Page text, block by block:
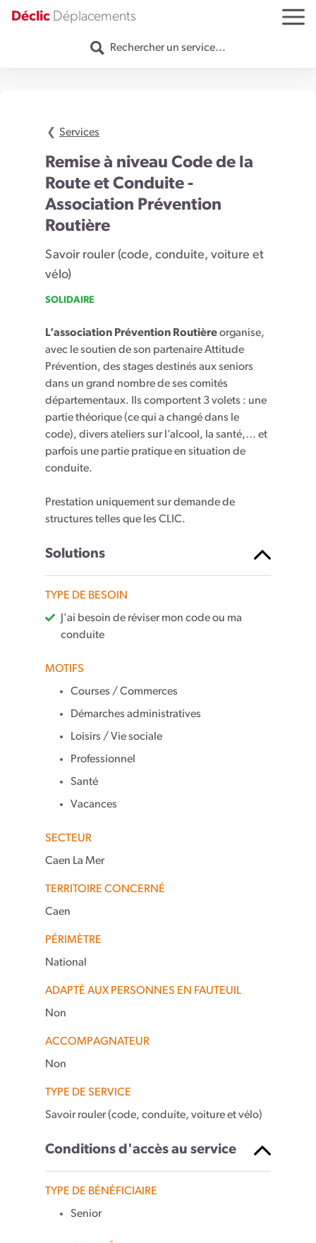
Aller au contenu
Déclic Déplacements
Rechercher un service...
MENU
Services
Remise à niveau Code de la
Route et Conduite -
Association Prévention
Routière
Savoir rouler (code, conduite, voiture et
vélo)
SOLIDAIRE
L’association Prévention Routièreorganise,
avec le soutien de son partenaire Attitude
Prévention, des stages destinés aux seniors
dans un grand nombre de ses comités
départementaux. Ils comportent 3 volets : une
partie théorique (ce qui a changé dans le
code), divers ateliers sur l’alcool, la santé,… et
parfois une partie pratique en situation de
conduite.
Prestation uniquement sur demande de
structures telles que les CLIC.
Solutions
TYPE DE BESOIN
J'ai besoin de réviser mon code ou ma
conduite
MOTIFS
Courses / Commerces
Démarches administratives
Loisirs / Vie sociale
Professionnel
Santé
Vacances
SECTEUR
Caen La Mer
TERRITOIRE CONCERNÉ
Caen
PÉRIMÈTRE
National
ADAPTÉ AUX PERSONNES EN FAUTEUIL
Non
ACCOMPAGNATEUR
Non
TYPE DE SERVICE
Savoir rouler (code, conduite, voiture et vélo)
Conditions d'accès au service
TYPE DE BÉNÉFICIAIRE
Senior